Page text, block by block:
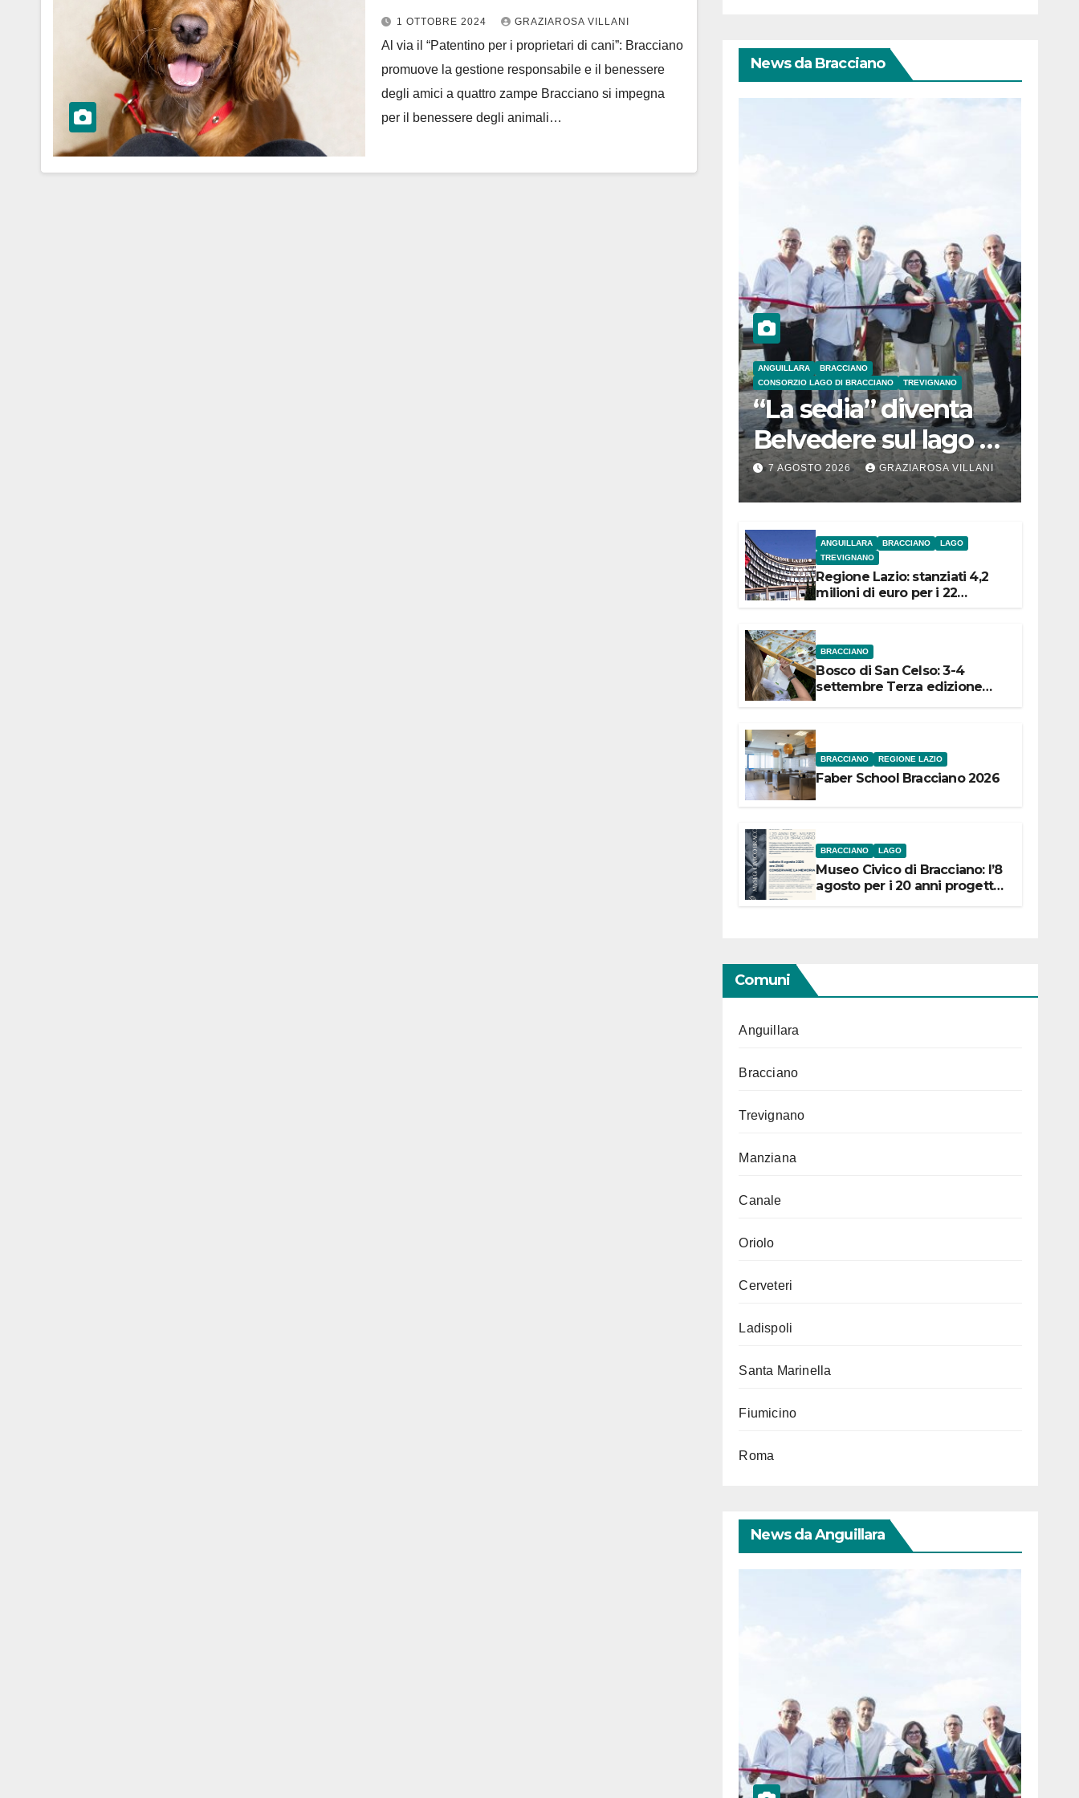
1 OTTOBRE 2024 GRAZIAROSA VILLANI
Al via il “Patentino per i proprietari di cani”: Bracciano
promuove la gestione responsabile e il benessere
degli amici a quattro zampe Bracciano si impegna
per il benessere degli animali…
News da Bracciano
ANGUILLARA
BRACCIANO
CONSORZIO LAGO DI BRACCIANO
TREVIGNANO
“La sedia” diventa
Belvedere sul lago di
Bracciano: ieri
l’inaugurazione
7 AGOSTO 2026 GRAZIAROSA VILLANI
ANGUILLARA BRACCIANO
LAGO
TREVIGNANO
Regione Lazio: stanziati 4,2
milioni di euro per i 22
BRACCIANO
Bosco di San Celso: 3-4
settembre Terza edizione
BRACCIANO REGIONE LAZIO
Faber School Bracciano 2026
BRACCIANO LAGO
Museo Civico di Bracciano: l’8
agosto per i 20 anni progetto
Comuni
Anguillara
Bracciano
Trevignano
Manziana
Canale
Oriolo
Cerveteri
Ladispoli
Santa Marinella
Fiumicino
Roma
News da Anguillara